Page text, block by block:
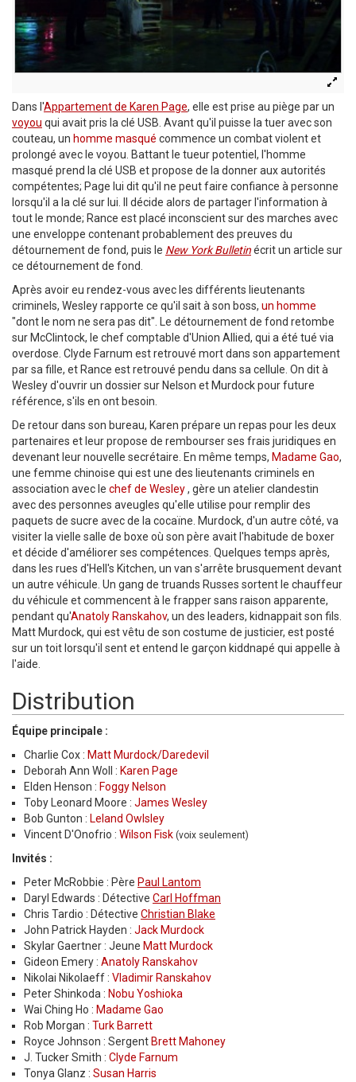
Dans l'Appartement de Karen Page, elle est prise au piège par un
voyou qui avait pris la clé USB. Avant qu'il puisse la tuer avec son
couteau, un homme masqué commence un combat violent et
prolongé avec le voyou. Battant le tueur potentiel, l'homme
masqué prend la clé USB et propose de la donner aux autorités
compétentes; Page lui dit qu'il ne peut faire confiance à personne
lorsqu'il a la clé sur lui. Il décide alors de partager l'information à
tout le monde; Rance est placé inconscient sur des marches avec
une enveloppe contenant probablement des preuves du
détournement de fond, puis le New York Bulletinécrit un article sur
ce détournement de fond.
Après avoir eu rendez-vous avec les différents lieutenants
criminels, Wesley rapporte ce qu'il sait à son boss, un homme
"dont le nom ne sera pas dit". Le détournement de fond retombe
sur McClintock, le chef comptable d'Union Allied, qui a été tué via
overdose. Clyde Farnum est retrouvé mort dans son appartement
par sa fille, et Rance est retrouvé pendu dans sa cellule. On dit à
Wesley d'ouvrir un dossier sur Nelson et Murdock pour future
référence, s'ils en ont besoin.
De retour dans son bureau, Karen prépare un repas pour les deux
partenaires et leur propose de rembourser ses frais juridiques en
devenant leur nouvelle secrétaire. En même temps, Madame Gao,
une femme chinoise qui est une des lieutenants criminels en
association avec le chef de Wesley, gère un atelier clandestin
avec des personnes aveugles qu'elle utilise pour remplir des
paquets de sucre avec de la cocaïne. Murdock, d'un autre côté, va
visiter la vielle salle de boxe où son père avait l'habitude de boxer
et décide d'améliorer ses compétences. Quelques temps après,
dans les rues d'Hell's Kitchen, un van s'arrête brusquement devant
un autre véhicule. Un gang de truands Russes sortent le chauffeur
du véhicule et commencent à le frapper sans raison apparente,
pendant qu'Anatoly Ranskahov, un des leaders, kidnappait son fils.
Matt Murdock, qui est vêtu de son costume de justicier, est posté
sur un toit lorsqu'il sent et entend le garçon kiddnapé qui appelle à
l'aide.
Distribution
Équipe principale :
Charlie Cox : Matt Murdock/Daredevil
Deborah Ann Woll : Karen Page
Elden Henson : Foggy Nelson
Toby Leonard Moore : James Wesley
Bob Gunton : Leland Owlsley
Vincent D'Onofrio : Wilson Fisk (voix seulement)
Invités :
Peter McRobbie : Père Paul Lantom
Daryl Edwards : Détective Carl Hoffman
Chris Tardio : Détective Christian Blake
John Patrick Hayden : Jack Murdock
Skylar Gaertner : Jeune Matt Murdock
Gideon Emery : Anatoly Ranskahov
Nikolai Nikolaeff : Vladimir Ranskahov
Peter Shinkoda : Nobu Yoshioka
Wai Ching Ho : Madame Gao
Rob Morgan : Turk Barrett
Royce Johnson : Sergent Brett Mahoney
J. Tucker Smith : Clyde Farnum
Tonya Glanz : Susan Harris